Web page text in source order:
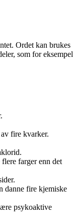
Ordet kan brukes
som for eksempel
fire kvarker.
farger enn det
danne fire kjemiske
psykoaktive